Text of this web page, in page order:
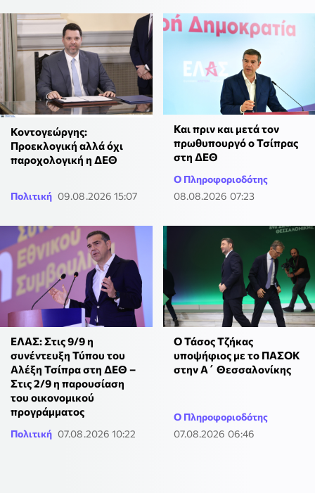
Κοντογεώργης:
Προεκλογική αλλά όχι
παροχολογική η ΔΕΘ
Πολιτική 09.08.2026 15:07
Και πριν και μετά τον
πρωθυπουργό ο Τσίπρας
στη ΔΕΘ
Ο Πληροφοριοδότης
08.08.2026 07:23
ΕΛΑΣ: Στις 9/9 η
συνέντευξη Τύπου του
Αλέξη Τσίπρα στη ΔΕΘ –
Στις 2/9 η παρουσίαση
του οικονομικού
προγράμματος
Πολιτική 07.08.2026 10:22
Ο Τάσος Τζήκας
υποψήφιος με το ΠΑΣΟΚ
στην Α΄ Θεσσαλονίκης
Ο Πληροφοριοδότης
07.08.2026 06:46